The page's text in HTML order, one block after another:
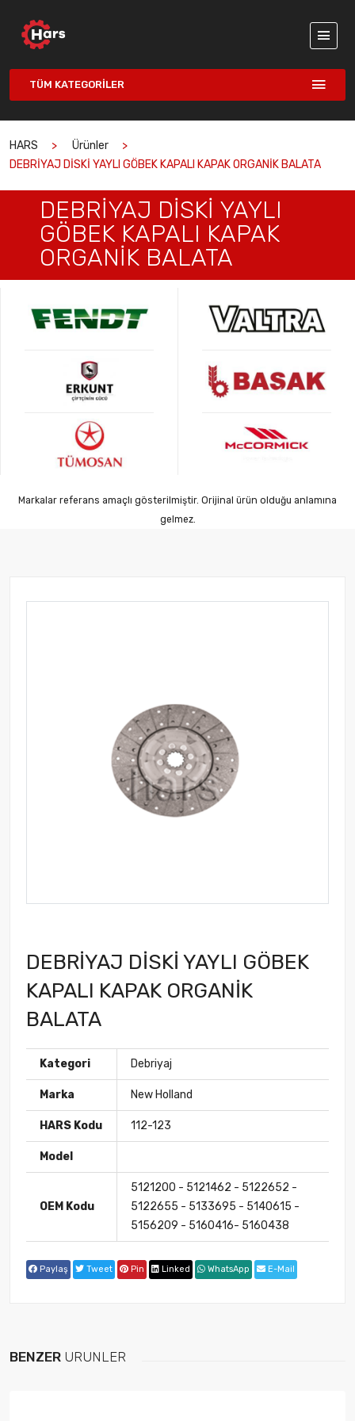
TÜM KATEGORILER
HARS
Ürünler
DEBRİYAJ DİSKİ YAYLI GÖBEK KAPALI KAPAK ORGANİK BALATA
DEBRİYAJ DİSKİ YAYLI
GÖBEK KAPALI KAPAK
ORGANİK BALATA
Markalar referans amaçlı gösterilmiştir. Orijinal ürün olduğu anlamına
gelmez.
DEBRİYAJ DİSKİ YAYLI GÖBEK
KAPALI KAPAK ORGANİK
BALATA
Kategori Debriyaj
Marka New Holland
HARS Kodu 112-123
Model
OEM Kodu
5121200 - 5121462 - 5122652 -
5122655 - 5133695 - 5140615 -
5156209 - 5160416- 5160438
Paylaş Tweet Pin Linked WhatsApp E-Mail
BENZER ÜRÜNLER